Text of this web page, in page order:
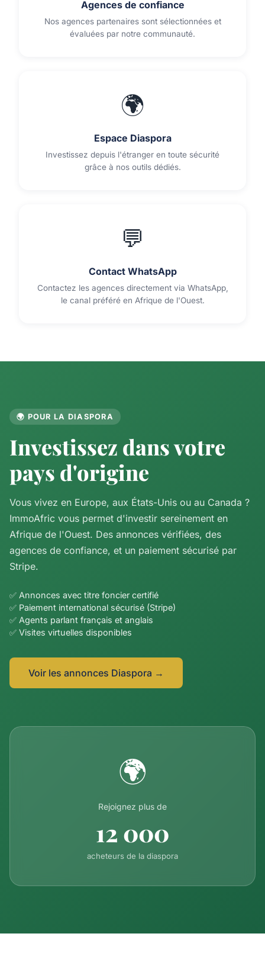
Agences de confiance
Nos agences partenaires sont sélectionnées et
évaluées par notre communauté.
🌍
Espace Diaspora
Investissez depuis l'étranger en toute sécurité
grâce à nos outils dédiés.
💬
Contact WhatsApp
Contactez les agences directement via WhatsApp,
le canal préféré en Afrique de l'Ouest.
🌍 POUR LA DIASPORA
Investissez dans votre
pays d'origine
Vous vivez en Europe, aux États-Unis ou au Canada ?
ImmoAfric vous permet d'investir sereinement en
Afrique de l'Ouest. Des annonces vérifiées, des
agences de confiance, et un paiement sécurisé par
Stripe.
✅ Annonces avec titre foncier certifié
✅ Paiement international sécurisé (Stripe)
✅ Agents parlant français et anglais
✅ Visites virtuelles disponibles
Voir les annonces Diaspora →
🌍
Rejoignez plus de
12 000
acheteurs de la diaspora